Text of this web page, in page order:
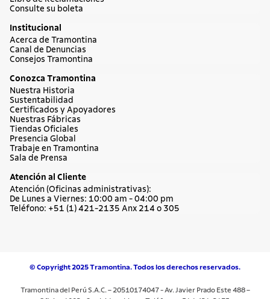
Consulte su boleta
Institucional
Acerca de Tramontina
Canal de Denuncias
Consejos Tramontina
Conozca Tramontina
Nuestra Historia
Sustentabilidad
Certificados y Apoyadores
Nuestras Fábricas
Tiendas Oficiales
Presencia Global
Trabaje en Tramontina
Sala de Prensa
Atención al Cliente
Atención (Oficinas administrativas):
De Lunes a Viernes: 10:00 am - 04:00 pm
Teléfono: +51 (1) 421-2135 Anx 214 o 305
© Copyright 2025 Tramontina. Todos los derechos reservados.
Tramontina del Perú S.A.C. – 20510174047 - Av. Javier Prado Este 488 –